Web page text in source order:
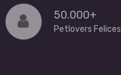
50.000+
Petlovers Felices